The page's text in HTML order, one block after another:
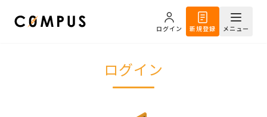
ログイン 新規登録 メニュー
ログイン